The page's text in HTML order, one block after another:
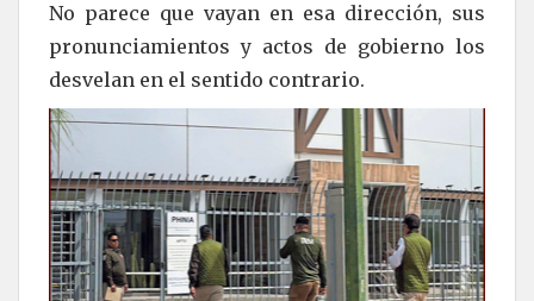
No parece que vayan en esa dirección, sus
pronunciamientos y actos de gobierno los
desvelan en el sentido contrario.